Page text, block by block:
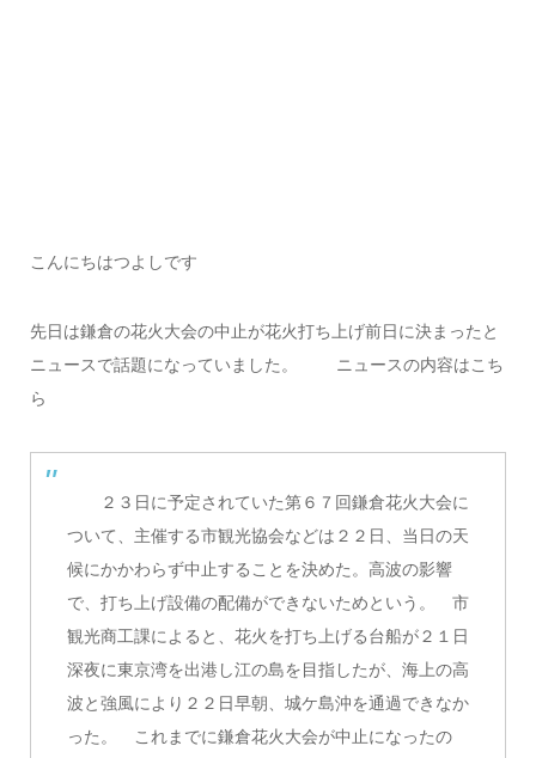
こんにちはつよしです
先日は鎌倉の花火大会の中止が花火打ち上げ前日に決まったと
ニュースで話題になっていました。 ニュースの内容はこち
ら
２３日に予定されていた第６７回鎌倉花火大会に
ついて、主催する市観光協会などは２２日、当日の天
候にかかわらず中止することを決めた。高波の影響
で、打ち上げ設備の配備ができないためという。 市
観光商工課によると、花火を打ち上げる台船が２１日
深夜に東京湾を出港し江の島を目指したが、海上の高
波と強風により２２日早朝、城ケ島沖を通過できなか
った。 これまでに鎌倉花火大会が中止になったの